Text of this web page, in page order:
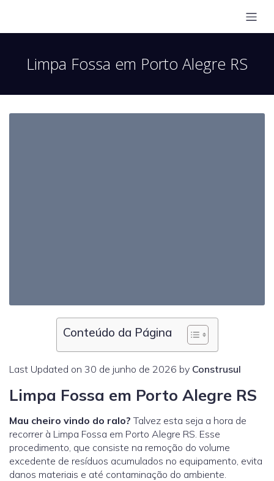
Limpa Fossa em Porto Alegre RS
Conteúdo da Página
Last Updated on 30 de junho de 2026 by Construsul
Limpa Fossa em Porto Alegre RS
Mau cheiro vindo do ralo? Talvez esta seja a hora de
recorrer à Limpa Fossa em Porto Alegre RS. Esse
procedimento, que consiste na remoção do volume
excedente de resíduos acumulados no equipamento, evita
danos materiais e até contaminação do ambiente.